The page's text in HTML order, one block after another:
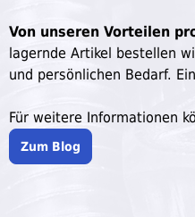
Von unseren Vorteilen
lagernde Artikel bestellen
und persönlichen Bedarf.
Für weitere Informationen
Zum Blog